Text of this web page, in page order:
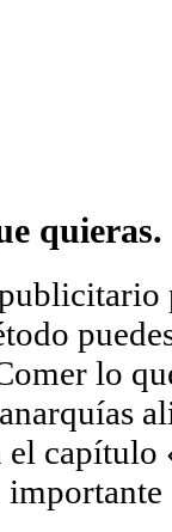
quieras.
lo
importante